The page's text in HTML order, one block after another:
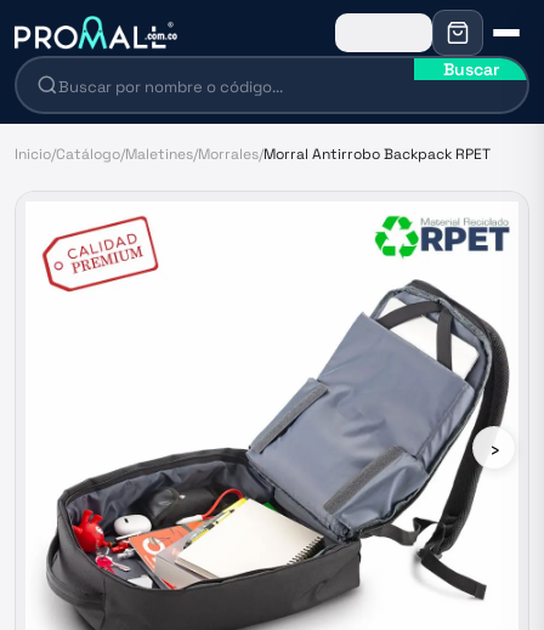
Buscar
Inicio/Catálogo/Maletines/Morrales/Morral Antirrobo Backpack RPET
›